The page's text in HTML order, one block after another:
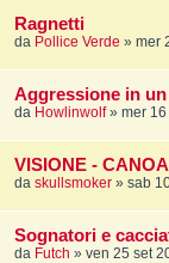
Ragnetti
da Pollice Verde » mer
Aggressione in
da Howlinwolf» mer
VISIONE -
da skullsmoker » sab
Sognatori e
da Futch » ven 25 set